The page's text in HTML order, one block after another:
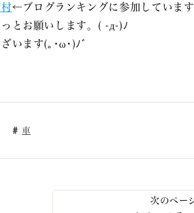
←ブログランキングに参加していま
とお願いします。( -д-)ﾉ
います(｡･ω･)ﾉﾞ
車